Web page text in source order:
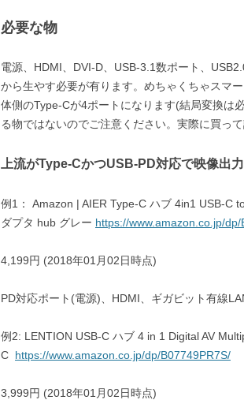
必要な物
電源、HDMI、DVI-D、USB-3.1数ポート、
から生やす必要が有ります。めちゃくちゃスマ
体側のType-Cが4ポートになります(結局変換は
る物ではないのでご注意ください。実際に買っ
上流がType-CかつUSB-PD対応で映像出
例1： Amazon | AIER Type-C ハブ 4in1 USB-C
ダプタ hub グレー https://www.amazon.co.jp/dp/
4,199円 (2018年01月02日時点)
PD対応ポート(電源)、HDMI、ギガビット有線
例2: LENTION USB-C ハブ 4 in 1 Digital AV
C https://www.amazon.co.jp/dp/B07749PR7S/
3,999円 (2018年01月02日時点)